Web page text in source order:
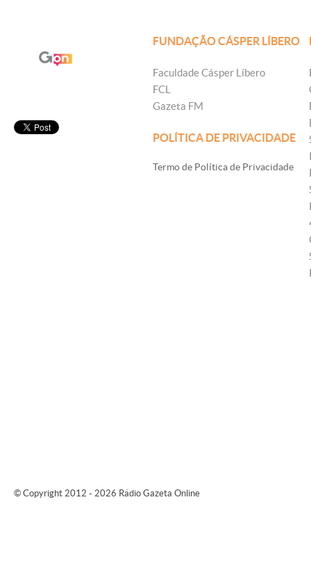
FUNDAÇÃO CÁSPER LÍBERO
Faculdade Cásper Líbero
FCL
Gazeta FM
POLÍTICA DE PRIVACIDADE
Termo de Política de Privacidade
© Copyright 2012 - 2026 Rádio Gazeta Online